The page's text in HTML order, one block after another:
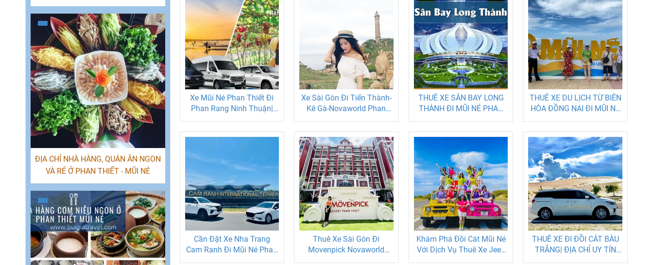
Xe Mũi Né Phan Thiết Đi
Phan Rang Ninh Thuận|
Đón Tận Nhà Giá Trọn Gói
Xe Sài Gòn Đi Tiến Thành-
Kê Gà-Novaworld Phan
Thiết
THUÊ XE SÂN BAY LONG
THÀNH ĐI MŨI NÉ PHAN
THIẾT GIÁ RẺ TRỌN GÓI
THUÊ XE DU LỊCH TỪ BIÊN
HÒA ĐỒNG NAI ĐI MŨI NÉ
PHAN THIẾT
Cần Đặt Xe Nha Trang
Cam Ranh Đi Mũi Né Phan
Thiết Gọi Ngay
Thuê Xe Sài Gòn Đi
Movenpick Novaworld
Phan Thiết
Khám Phá Đồi Cát Mũi Né
Với Dịch Vụ Thuê Xe Jeep
Giá Rẻ
THUÊ XE ĐI ĐỒI CÁT BÀU
TRẮNG| ĐỊA CHỈ UY TÍN
TẠI MŨI NÉ PHAN PHIẾT
Tỉnh Việt Nam
ĐỊA CHỈ NHÀ HÀNG, QUÁN ĂN NGON
VÀ RẺ Ở PHAN THIẾT - MŨI NÉ